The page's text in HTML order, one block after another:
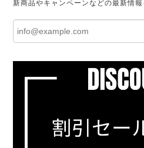
新商品やキャンペーンなどの最新情報